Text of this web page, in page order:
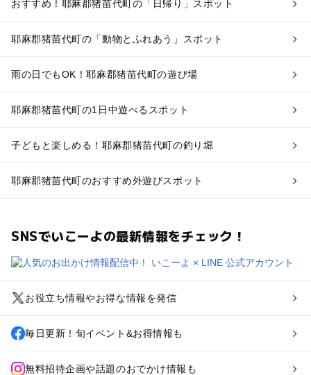
おすすめ！耶麻郡猪苗代町の「日帰り」スポット
耶麻郡猪苗代町の「動物とふれあう」スポット
雨の日でもOK！耶麻郡猪苗代町の遊び場
耶麻郡猪苗代町の1日中遊べるスポット
子どもと楽しめる！耶麻郡猪苗代町の釣り堀
耶麻郡猪苗代町のおすすめ外遊びスポット
SNSでいこーよの最新情報をチェック！
お役立ち情報やお得な情報を発信
毎日更新！旬イベント&お得情報も
無料招待企画や話題のおでかけ情報も